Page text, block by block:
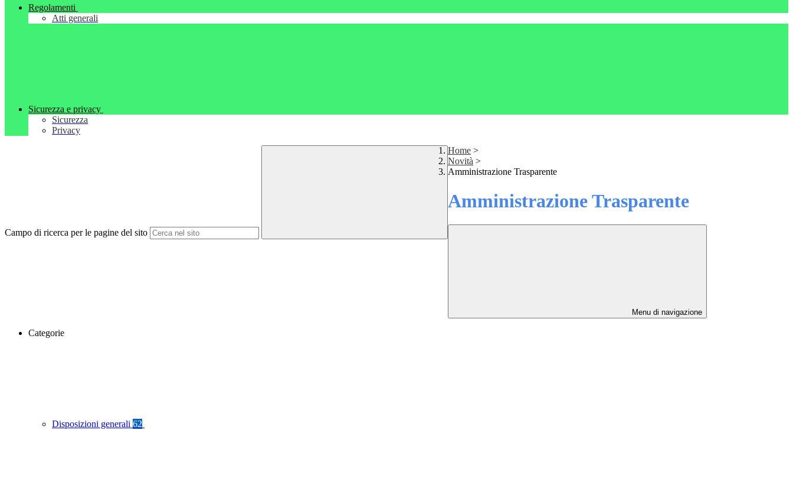
Regolamenti
Atti generali
Sicurezza e privacy
Sicurezza
Privacy
Campo di ricerca per le pagine del sito
Home >
Novità >
Amministrazione Trasparente
Amministrazione Trasparente
Menu di navigazione
Categorie
Disposizioni generali 62